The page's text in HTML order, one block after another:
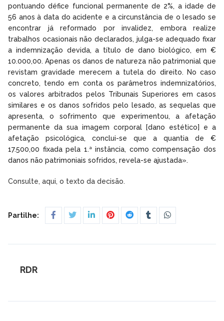
pontuando défice funcional permanente de 2%, a idade de
56 anos à data do acidente e a circunstância de o lesado se
encontrar já reformado por invalidez, embora realize
trabalhos ocasionais não declarados, julga-se adequado fixar
a indemnização devida, a título de dano biológico, em €
10.000,00. Apenas os danos de natureza não patrimonial que
revistam gravidade merecem a tutela do direito. No caso
concreto, tendo em conta os parâmetros indemnizatórios,
os valores arbitrados pelos Tribunais Superiores em casos
similares e os danos sofridos pelo lesado, as sequelas que
apresenta, o sofrimento que experimentou, a afetação
permanente da sua imagem corporal [dano estético] e a
afetação psicológica, conclui-se que a quantia de €
17.500,00 fixada pela 1.ª instância, como compensação dos
danos não patrimoniais sofridos, revela-se ajustada».
Consulte, aqui, o texto da decisão.
Partilhe:
RDR